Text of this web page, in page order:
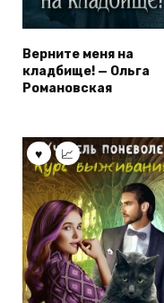
Верните меня на
кладбище! — Ольга
Романовская